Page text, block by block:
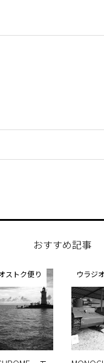
おすすめ記事
ストク便り ウラジ